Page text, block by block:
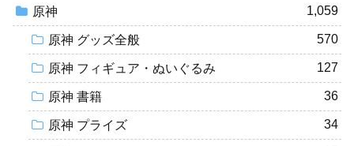
原神 1,059
原神 グッズ全般 570
原神 フィギュア・ぬいぐるみ 127
原神 書籍 36
原神 プライズ 34